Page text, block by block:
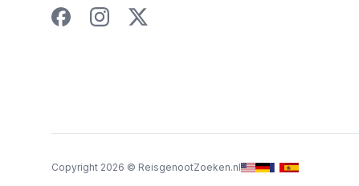
Copyright 2026 © ReisgenootZoeken.nl